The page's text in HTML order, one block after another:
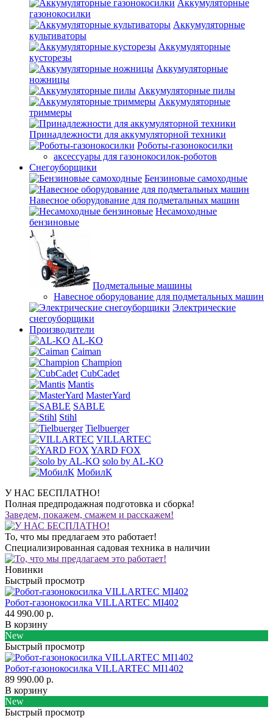
Аккумуляторные
газонокосилки
Аккумуляторные
культиваторы
Аккумуляторные
кусторезы
Аккумуляторные
ножницы
Аккумуляторные пилы
Аккумуляторные
триммеры
Принадлежности для аккумуляторной техники
Роботы-газонокосилки
аксессуары для газонокосилок-роботов
Снегоуборщики
Бензиновые самоходные
Навесное оборудование для подметальных машин
Несамоходные
бензиновые
Подметальные машины
Навесное оборудование для подметальных машин
Электрические
снегоуборщики
Производители
AL-KO
Caiman
Champion
CubCadet
Mantis
MasterYard
SABLE
Stihl
Tielbuerger
VILLARTEC
YARD FOX
solo by AL-KO
МобилК
У НАС БЕСПЛАТНО!
Полная предпродажная подготовка и сборка!
Заведем, покажем, смажем и расскажем!
То, что мы предлагаем это работает!
Специализированная садовая техника в наличии
Новинки
Быстрый просмотр
Робот-газонокосилка VILLARTEC MI402
44 990.00 р.
В корзину
New
Быстрый просмотр
Робот-газонокосилка VILLARTEC MI1402
89 990.00 р.
В корзину
New
Быстрый просмотр